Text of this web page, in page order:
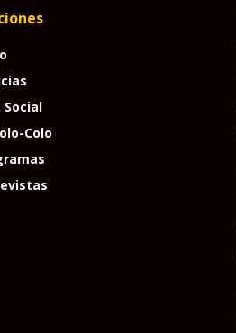
Social
Colo